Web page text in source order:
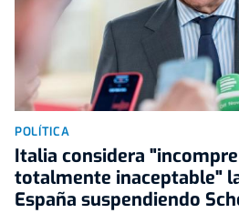
POLÍTICA
Italia considera
totalmente inaceptable"
España suspendiendo